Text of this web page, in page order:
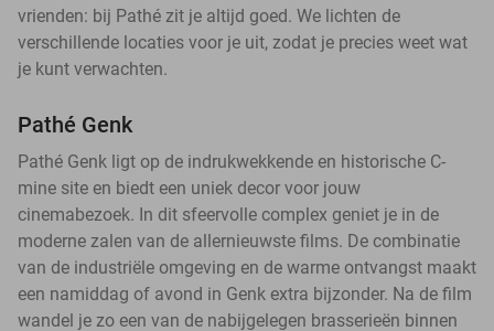
vrienden: bij Pathé zit je altijd goed. We lichten de
verschillende locaties voor je uit, zodat je precies weet wat
je kunt verwachten.
Pathé Genk
Pathé Genk ligt op de indrukwekkende en historische C-
mine site en biedt een uniek decor voor jouw
cinemabezoek. In dit sfeervolle complex geniet je in de
moderne zalen van de allernieuwste films. De combinatie
van de industriële omgeving en de warme ontvangst maakt
een namiddag of avond in Genk extra bijzonder. Na de film
wandel je zo een van de nabijgelegen brasserieën binnen